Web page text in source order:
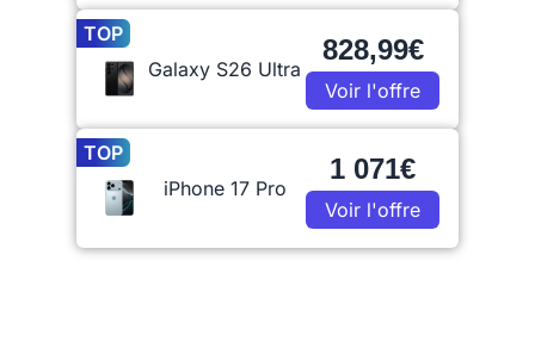
TOP
Galaxy S26 Ultra
828,99€
Voir l'offre
TOP
iPhone 17 Pro
1 071€
Voir l'offre